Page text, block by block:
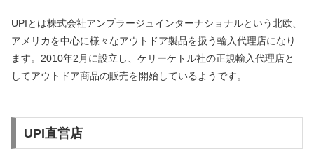
UPIとは株式会社アンプラージュインターナショナルという北欧、
アメリカを中心に様々なアウトドア製品を扱う輸入代理店になり
ます。2010年2月に設立し、ケリーケトル社の正規輸入代理店と
してアウトドア商品の販売を開始しているようです。
UPI直営店